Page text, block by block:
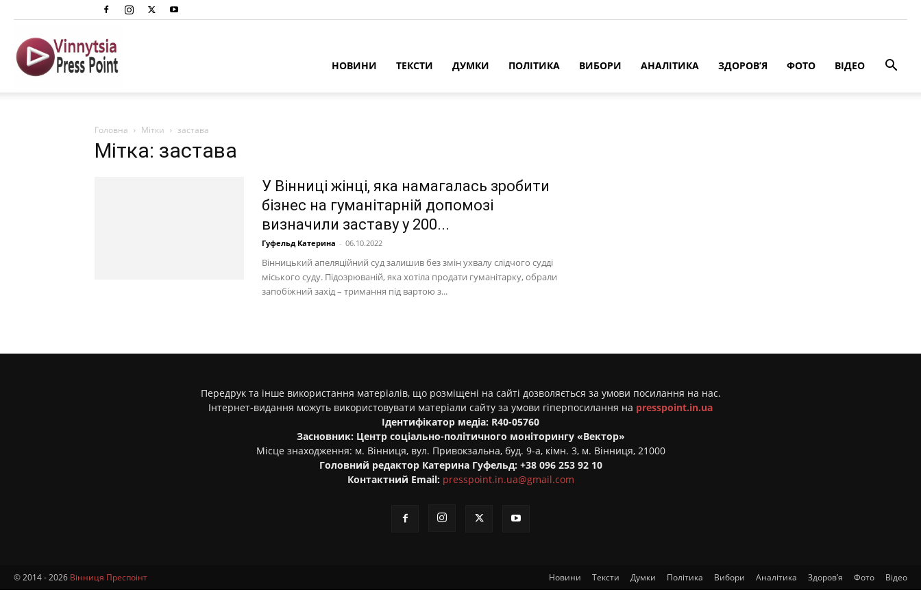
Преспоінт
НОВИНИ ТЕКСТИ ДУМКИ ПОЛІТИКА ВИБОРИ АНАЛІТИКА ЗДОРОВ’Я ФОТО ВІДЕО
Головна Мітки застава
Мітка: застава
У Вінниці жінці, яка намагалась зробити
бізнес на гуманітарній допомозі
визначили заставу у 200...
Гуфельд Катерина - 06.10.2022
Вінницький апеляційний суд залишив без змін ухвалу слідчого судді
міського суду. Підозрюваній, яка хотіла продати гуманітарку, обрали
запобіжний захід – тримання під вартою з...
Передрук та інше використання матеріалів, що розміщені на сайті дозволяється за умови посилання на нас.
Інтернет-видання можуть використовувати матеріали сайту за умови гіперпосилання на presspoint.in.ua
Ідентифікатор медіа: R40-05760
Засновник: Центр соціально-політичного моніторингу «Вектор»
Місце знаходження: м. Вінниця, вул. Привокзальна, буд. 9-а, кімн. 3, м. Вінниця, 21000
Головний редактор Катерина Гуфельд: +38 096 253 92 10
Контактний Email: presspoint.in.ua@gmail.com
Новини Тексти Думки Політика Вибори Аналітика Здоров’я Фото Відео
© 2014 - 2026 Вінниця Преспоінт